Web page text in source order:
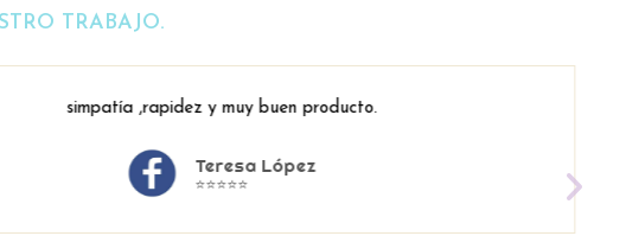
TRABAJO.
simpatía ,rapidez y muy buen producto.
Teresa López
⭐⭐⭐⭐⭐